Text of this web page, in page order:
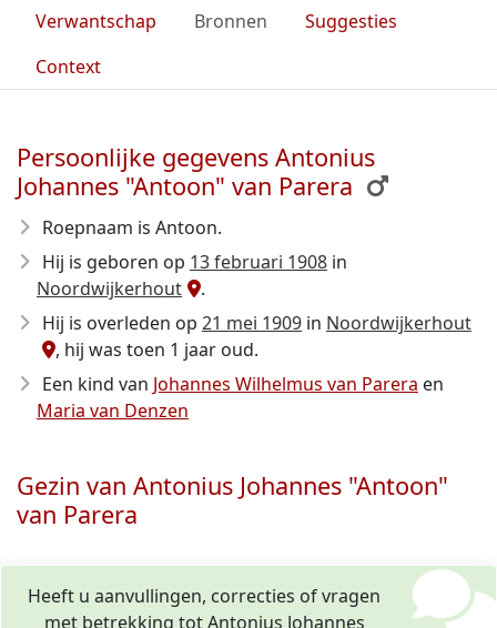
Verwantschap
Bronnen
Suggesties
Context
Persoonlijke gegevens Antonius
Johannes "Antoon" van Parera
Roepnaam is Antoon.
Hij is geboren op 13 februari 1908 in
Noordwijkerhout
.
Hij is overleden op 21 mei 1909 in Noordwijkerhout
, hij was toen 1 jaar oud.
Een kind van Johannes Wilhelmus van Parera en
Maria van Denzen
Gezin van Antonius Johannes "Antoon"
van Parera
Heeft u aanvullingen, correcties of vragen
met betrekking tot Antonius Johannes